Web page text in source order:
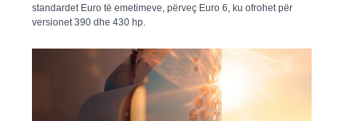
standardet Euro të emetimeve, përveç Euro 6, ku ofrohet për
versionet 390 dhe 430 hp.